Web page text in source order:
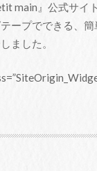
main』公式サイト
ープでできる、
ました。